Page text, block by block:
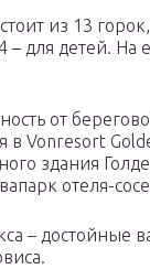
из 13
– для детей. На
от
в Vonresort
здания
отеля-
– достойные